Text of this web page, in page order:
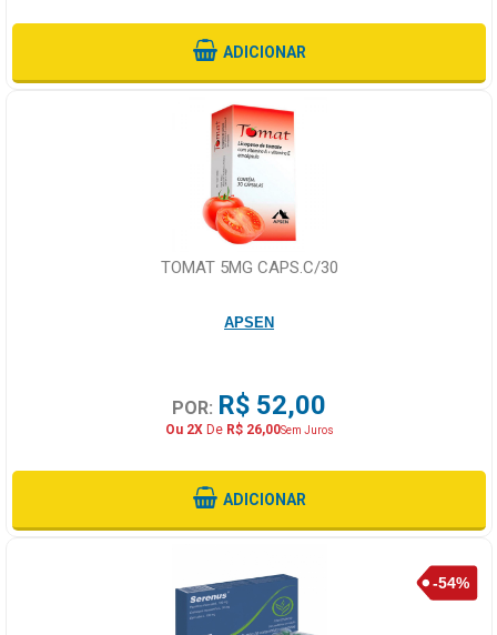
ADICIONAR
TOMAT 5MG CAPS.C/30
APSEN
POR: R$ 52,00
Ou 2XDe R$ 26,00Sem Juros
ADICIONAR